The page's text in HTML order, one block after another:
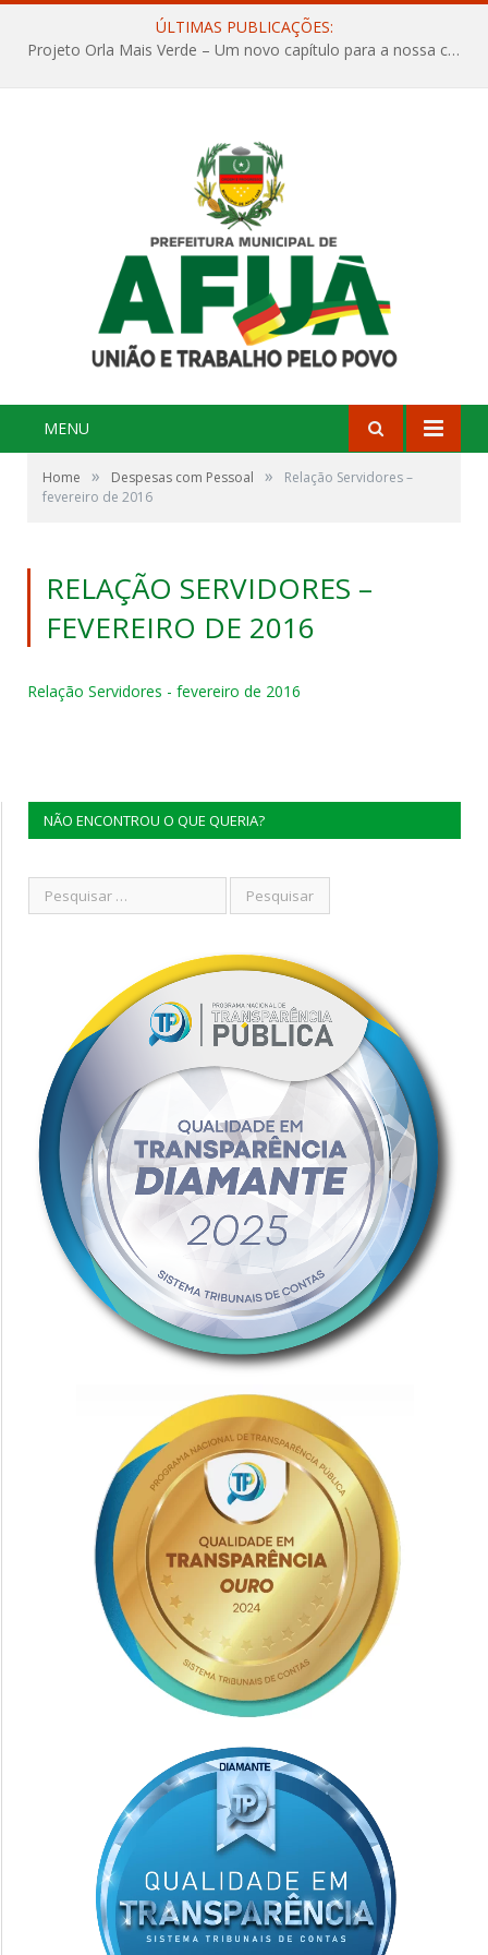
ÚLTIMAS PUBLICAÇÕES:
Projeto Orla Mais Verde – Um novo capítulo para a nossa cidade
MENU
Home » Despesas com Pessoal »
Relação Servidores –
fevereiro de 2016
RELAÇÃO SERVIDORES –
FEVEREIRO DE 2016
Relação Servidores - fevereiro de 2016
NÃO ENCONTROU O QUE QUERIA?